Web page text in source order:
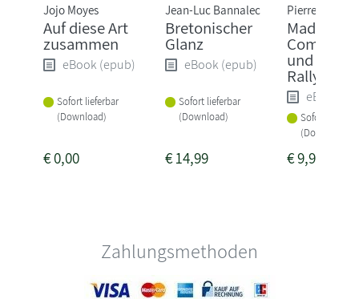
Jojo Moyes
Auf diese Art
zusammen
eBook (epub)
Sofort lieferbar
(Download)
€0,00
Jean-Luc Bannalec
Bretonischer
Glanz
eBook (epub)
Sofort lieferbar
(Download)
€14,99
Pierre Martin
Madame
und die
Rallye
eBook
Sofort
(Download)
€9,99
Zahlungsmethoden